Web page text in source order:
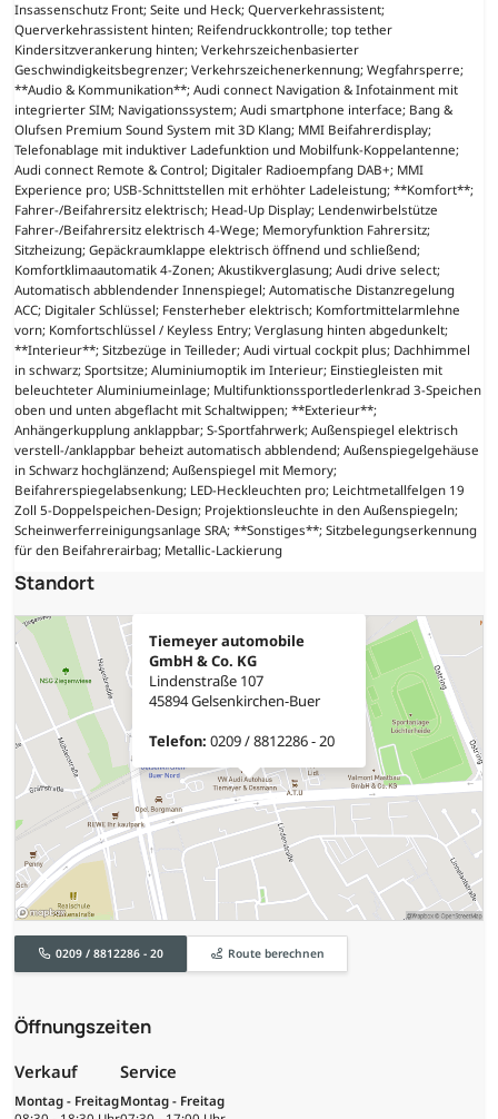
Insassenschutz Front; Seite und Heck; Querverkehrassistent;
Querverkehrassistent hinten; Reifendruckkontrolle; top tether
Kindersitzverankerung hinten; Verkehrszeichenbasierter
Geschwindigkeitsbegrenzer; Verkehrszeichenerkennung; Wegfahrsperre;
**Audio & Kommunikation**; Audi connect Navigation & Infotainment mit
integrierter SIM; Navigationssystem; Audi smartphone interface; Bang &
Olufsen Premium Sound System mit 3D Klang; MMI Beifahrerdisplay;
Telefonablage mit induktiver Ladefunktion und Mobilfunk-Koppelantenne;
Audi connect Remote & Control; Digitaler Radioempfang DAB+; MMI
Experience pro; USB-Schnittstellen mit erhöhter Ladeleistung; **Komfort**;
Fahrer-/Beifahrersitz elektrisch; Head-Up Display; Lendenwirbelstütze
Fahrer-/Beifahrersitz elektrisch 4-Wege; Memoryfunktion Fahrersitz;
Sitzheizung; Gepäckraumklappe elektrisch öffnend und schließend;
Komfortklimaautomatik 4-Zonen; Akustikverglasung; Audi drive select;
Automatisch abblendender Innenspiegel; Automatische Distanzregelung
ACC; Digitaler Schlüssel; Fensterheber elektrisch; Komfortmittelarmlehne
vorn; Komfortschlüssel / Keyless Entry; Verglasung hinten abgedunkelt;
**Interieur**; Sitzbezüge in Teilleder; Audi virtual cockpit plus; Dachhimmel
in schwarz; Sportsitze; Aluminiumoptik im Interieur; Einstiegleisten mit
beleuchteter Aluminiumeinlage; Multifunktionssportlederlenkrad 3-Speichen
oben und unten abgeflacht mit Schaltwippen; **Exterieur**;
Anhängerkupplung anklappbar; S-Sportfahrwerk; Außenspiegel elektrisch
verstell-/anklappbar beheizt automatisch abblendend; Außenspiegelgehäuse
in Schwarz hochglänzend; Außenspiegel mit Memory;
Beifahrerspiegelabsenkung; LED-Heckleuchten pro; Leichtmetallfelgen 19
Zoll 5-Doppelspeichen-Design; Projektionsleuchte in den Außenspiegeln;
Scheinwerferreinigungsanlage SRA; **Sonstiges**; Sitzbelegungserkennung
für den Beifahrerairbag; Metallic-Lackierung
Standort
Tiemeyer automobile
GmbH & Co. KG
Lindenstraße 107
45894 Gelsenkirchen-Buer
Telefon: 0209 / 8812286 - 20
0209 / 8812286 - 20 Route berechnen
Öffnungszeiten
Verkauf
Montag - Freitag
Service
Montag - Freitag